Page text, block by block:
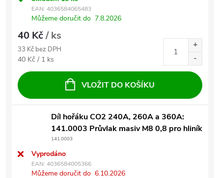
EAN: 4036584065483
Můžeme doručit do 7.8.2026
40 Kč/ ks
33 Kč bez DPH
Měrná cena:
40 Kč / 1 ks
VLOŽIT DO KOŠÍKU
Díl hořáku CO2 240A, 260A a 360A:
141.0003 Průvlak masiv M8 0,8 pro hliník
141.0003
Vyprodáno
EAN: 4036584005366
Můžeme doručit do 6.10.2026